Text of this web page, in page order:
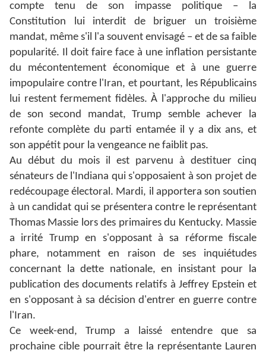
compte tenu de son impasse politique – la
Constitution lui interdit de briguer un troisième
mandat, même s'il l'a souvent envisagé – et de sa faible
popularité. Il doit faire face à une inflation persistante
du mécontentement économique et à une guerre
impopulaire contre l'Iran, et pourtant, les Républicains
lui restent fermement fidèles. À l'approche du milieu
de son second mandat, Trump semble achever la
refonte complète du parti entamée il y a dix ans, et
son appétit pour la vengeance ne faiblit pas.
Au début du mois il est parvenu à destituer cinq
sénateurs de l'Indiana qui s'opposaient à son projet de
redécoupage électoral. Mardi, il apportera son soutien
à un candidat qui se présentera contre le représentant
Thomas Massie lors des primaires du Kentucky. Massie
a irrité Trump en s'opposant à sa réforme fiscale
phare, notamment en raison de ses inquiétudes
concernant la dette nationale, en insistant pour la
publication des documents relatifs à Jeffrey Epstein et
en s'opposant à sa décision d'entrer en guerre contre
l'Iran.
Ce week-end, Trump a laissé entendre que sa
prochaine cible pourrait être la représentante Lauren